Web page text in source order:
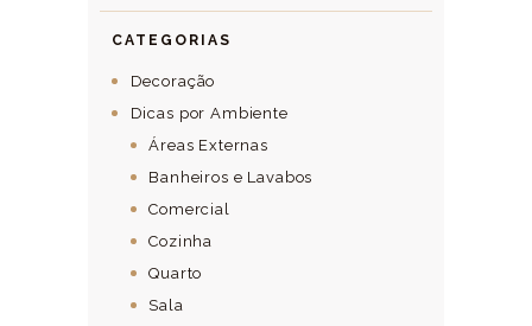
CATEGORIAS
Decoração
Dicas por Ambiente
Áreas Externas
Banheiros e Lavabos
Comercial
Cozinha
Quarto
Sala